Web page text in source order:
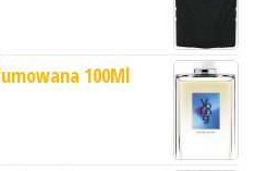
100Ml